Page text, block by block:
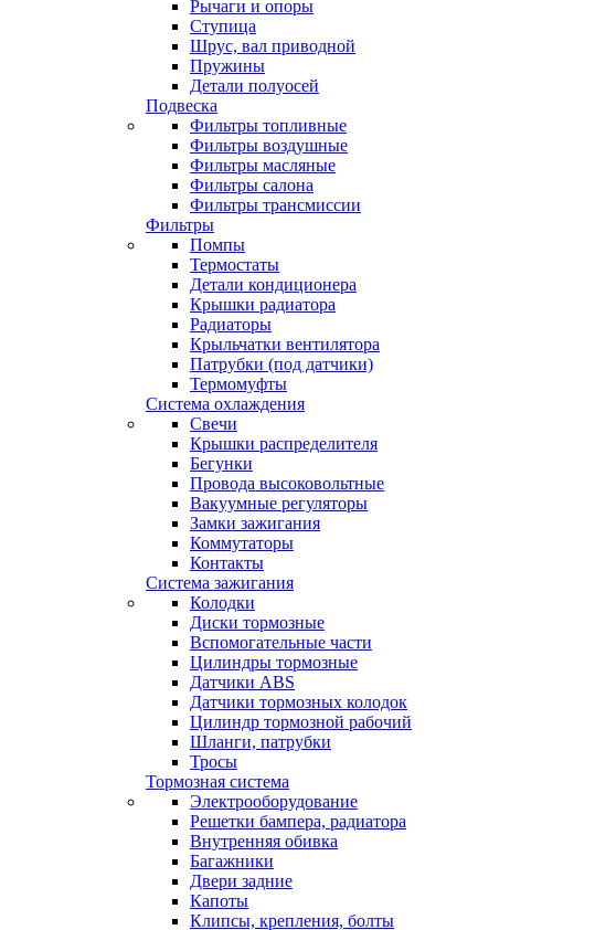
Рычаги и опоры
Ступица
Шрус, вал приводной
Пружины
Детали полуосей
Подвеска
Фильтры топливные
Фильтры воздушные
Фильтры масляные
Фильтры салона
Фильтры трансмиссии
Фильтры
Помпы
Термостаты
Детали кондиционера
Крышки радиатора
Радиаторы
Крыльчатки вентилятора
Патрубки (под датчики)
Термомуфты
Система охлаждения
Свечи
Крышки распределителя
Бегунки
Провода высоковольтные
Вакуумные регуляторы
Замки зажигания
Коммутаторы
Контакты
Система зажигания
Колодки
Диски тормозные
Вспомогательные части
Цилиндры тормозные
Датчики ABS
Датчики тормозных колодок
Цилиндр тормозной рабочий
Шланги, патрубки
Тросы
Тормозная система
Электрооборудование
Решетки бампера, радиатора
Внутренняя обивка
Багажники
Двери задние
Капоты
Клипсы, крепления, болты